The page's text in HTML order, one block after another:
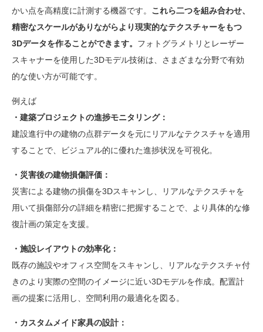
かい点を高精度に計測する機器です。 これら二つを組み合わせ、
精密なスケールがありながらより現実的なテクスチャーをもつ
3Dデータを作ることができます。 フォトグラメトリとレーザー
スキャナーを使用した3Dモデル技術は、さまざまな分野で有効
的な使い方が可能です。
例えば
・建築プロジェクトの進捗モニタリング：
建設進行中の建物の点群データを元にリアルなテクスチャを適用
することで、ビジュアル的に優れた進捗状況を可視化。
・災害後の建物損傷評価：
災害による建物の損傷を3Dスキャンし、リアルなテクスチャを
用いて損傷部分の詳細を精密に把握することで、より具体的な修
復計画の策定を支援。
・施設レイアウトの効率化：
既存の施設やオフィス空間をスキャンし、リアルなテクスチャ付
きのより実際の空間のイメージに近い3Dモデルを作成。配置計
画の提案に活用し、空間利用の最適化を図る。
・カスタムメイド家具の設計：